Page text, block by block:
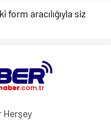
form aracılığıyla siz